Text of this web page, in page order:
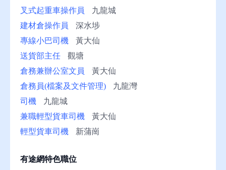
叉式起重車操作員
九龍城
建材倉操作員
深水埗
專線小巴司機
黃大仙
送貨部主任
觀塘
倉務兼辦公室文員
黃大仙
倉務員(檔案及文件管理)
九龍灣
司機
九龍城
兼職輕型貨車司機
黃大仙
輕型貨車司機
新蒲崗
有途網特色職位